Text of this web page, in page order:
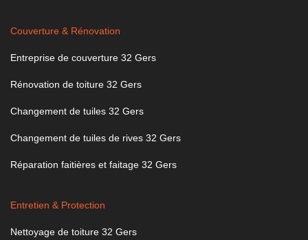
Couverture & Rénovation
Entreprise de couverture 32 Gers
Rénovation de toiture 32 Gers
Changement de tuiles 32 Gers
Changement de tuiles de rives 32 Gers
Réparation faitières et faitage 32 Gers
Entretien & Protection
Nettoyage de toiture 32 Gers